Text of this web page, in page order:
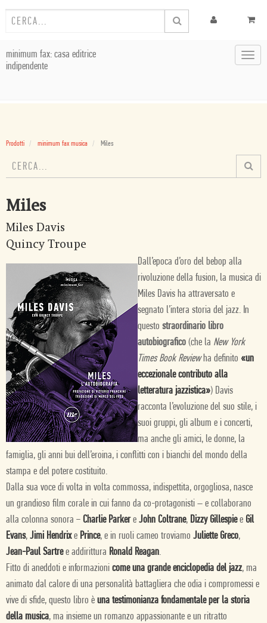
minimum fax: casa editrice
indipendente
Prodotti minimum fax musica Miles
Miles
Miles Davis
Quincy Troupe
Dall’epoca d’oro del bebop alla
rivoluzione della fusion, la musica di
Miles Davis ha attraversato e
segnato l’intera storia del jazz. In
questo straordinario libro
autobiografico (che la New York
Times Book Reviewha definito «un
eccezionale contributo alla
letteratura jazzistica») Davis
racconta l’evoluzione del suo stile, i
suoi gruppi, gli album e i concerti,
ma anche gli amici, le donne, la
famiglia, gli anni bui dell’eroina, i conflitti con i bianchi del mondo della
stampa e del potere costituito.
Dalla sua voce di volta in volta commossa, indispettita, orgogliosa, nasce
un grandioso film corale in cui fanno da co-protagonisti – e collaborano
alla colonna sonora − Charlie Parkere John Coltrane, Dizzy Gillespiee Gil
Evans, Jimi Hendrixe Prince, e in ruoli cameo troviamo Juliette Greco,
Jean-Paul Sartree addirittura Ronald Reagan.
Fitto di aneddoti e informazioni come una grande enciclopedia del jazz, ma
animato dal calore di una personalità battagliera che odia i compromessi e
vive di sfide, questo libro è una testimonianza fondamentale per la storia
della musica, ma insieme un romanzo appassionante e un ritratto